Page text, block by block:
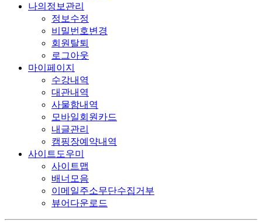
나의정보관리
정보수정
비밀번호변경
회원탈퇴
로그아웃
마이페이지
수강내역
대관내역
사물함내역
모바일회원카드
내글관리
캠핑장예약내역
사이트도우미
사이트맵
배너모음
이메일주소무단수집거부
뷰어다운로드